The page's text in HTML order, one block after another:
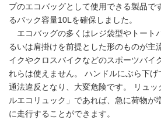
プのエコバッグとして使用できる製品で
るバック容量10Lを確保しました。
エコバッグの多くはレジ袋型やトート
るいは肩掛けを前提とした形のものが主
イクやクロスバイクなどのスポーツバイ
れらは使えません。 ハンドルにぶら下
通法違反となり、大変危険です。 リュッ
ルエコリュック」であれば、急に荷物が
に走行することができます。